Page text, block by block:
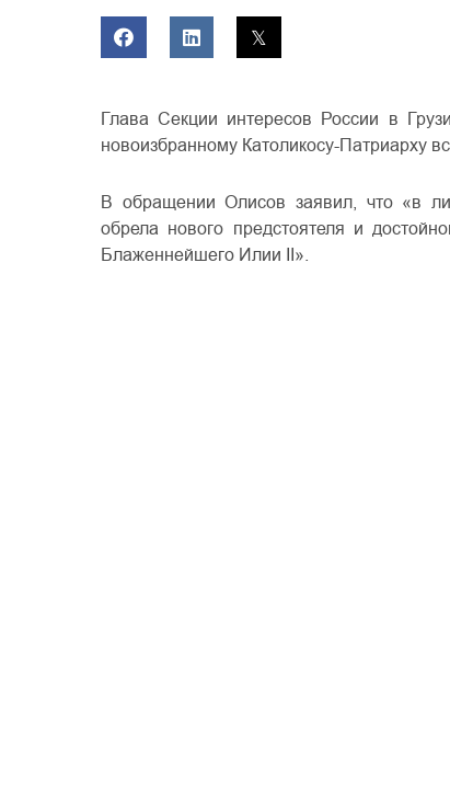
Глава Секции интересов России в
новоизбранному Католикосу-Патриарху
В обращении Олисов заявил, что «в
обрела нового предстоятеля и
Блаженнейшего Илии II».